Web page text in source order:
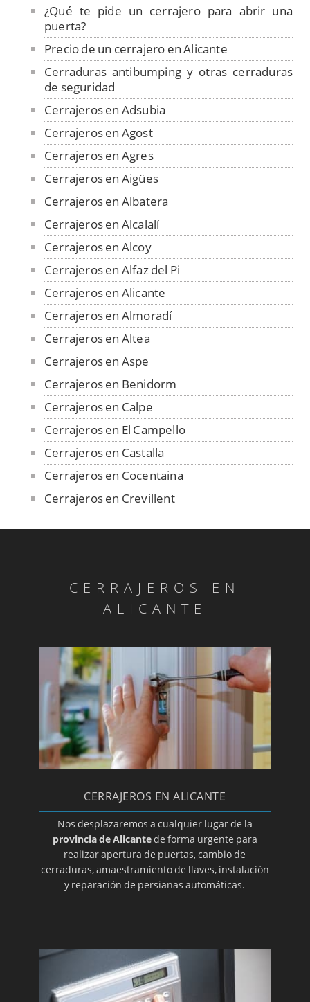
¿Qué te pide un cerrajero para abrir una
puerta?
Precio de un cerrajero en Alicante
Cerraduras antibumping y otras cerraduras
de seguridad
Cerrajeros en Adsubia
Cerrajeros en Agost
Cerrajeros en Agres
Cerrajeros en Aigües
Cerrajeros en Albatera
Cerrajeros en Alcalalí
Cerrajeros en Alcoy
Cerrajeros en Alfaz del Pi
Cerrajeros en Alicante
Cerrajeros en Almoradí
Cerrajeros en Altea
Cerrajeros en Aspe
Cerrajeros en Benidorm
Cerrajeros en Calpe
Cerrajeros en El Campello
Cerrajeros en Castalla
Cerrajeros en Cocentaina
Cerrajeros en Crevillent
Cerrajeros en Finestrat
Cerrajeros en Guardamar del Segura
Cerrajeros en Jávea
Cerrajeros en Jijona
Cerrajeros en Monforte del Cid
Cerrajeros en Monóvar
Cerrajeros en Mutxamel
Cerrajeros en Novelda
Cerrajeros en La Nucía
Cerrajeros en Orihuela
Cerrajeros en Pedreguer
Cerrajeros en Petrer
Cerrajeros en Pilar de la Horadada
Cerrajeros en San Fulgencio
Cerrajeros en San Vicente del Raspeig
CERRAJEROS EN
ALICANTE
CERRAJEROS EN ALICANTE
Nos desplazaremos a cualquier lugar de la
provincia de Alicantede forma urgente para
realizar apertura de puertas, cambio de
cerraduras, amaestramiento de llaves, instalación
y reparación de persianas automáticas.